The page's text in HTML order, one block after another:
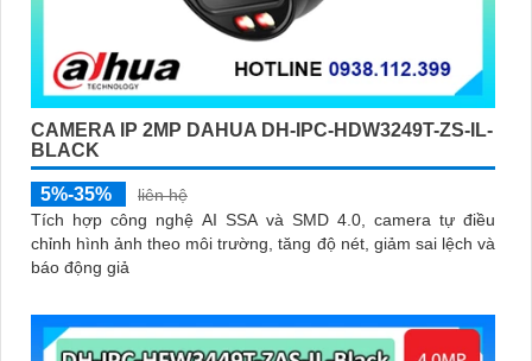
CAMERA IP 2MP DAHUA DH-IPC-HDW3249T-ZS-IL-
BLACK
5%-35%
liên hệ
Tích hợp công nghệ AI SSA và SMD 4.0, camera tự điều
chỉnh hình ảnh theo môi trường, tăng độ nét, giảm sai lệch và
báo động giả